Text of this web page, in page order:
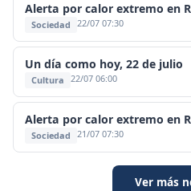
Alerta por calor extremo en
Sociedad 22/07 07:30
Un día como hoy, 22 de julio
Cultura 22/07 06:00
Alerta por calor extremo en
Sociedad 21/07 07:30
Ver más